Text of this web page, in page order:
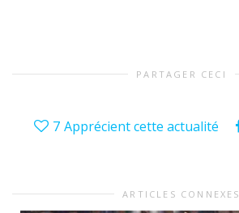
PARTAGER CECI
7 Apprécient cette actualité
ARTICLES CONNEXES